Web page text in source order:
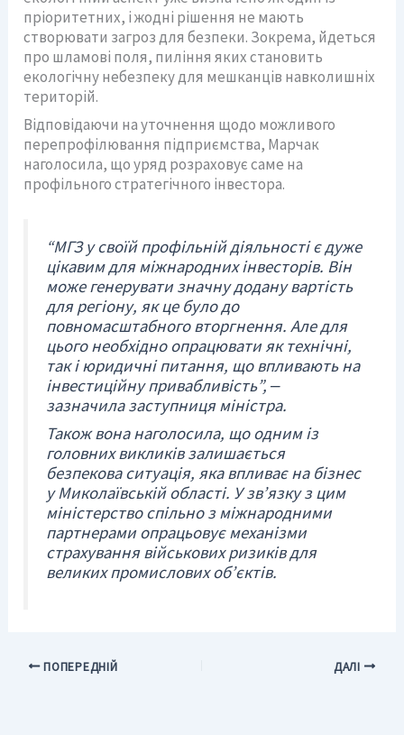
пріоритетних, і жодні рішення не мають
створювати загроз для безпеки. Зокрема, йдеться
про шламові поля, пиління яких становить
екологічну небезпеку для мешканців навколишніх
територій.
Відповідаючи на уточнення щодо можливого
перепрофілювання підприємства, Марчак
наголосила, що уряд розраховує саме на
профільного стратегічного інвестора.
“МГЗ у своїй профільній діяльності є дуже
цікавим для міжнародних інвесторів. Він
може генерувати значну додану вартість
для регіону, як це було до
повномасштабного вторгнення. Але для
цього необхідно опрацювати як технічні,
так і юридичні питання, що впливають на
інвестиційну привабливість”, ‒
зазначила заступниця міністра.
Також вона наголосила, що одним із
головних викликів залишається
безпекова ситуація, яка впливає на бізнес
у Миколаївській області. У зв’язку з цим
міністерство спільно з міжнародними
партнерами опрацьовує механізми
страхування військових ризиків для
великих промислових об’єктів.
ПОПЕРЕДНІЙ ДАЛІ